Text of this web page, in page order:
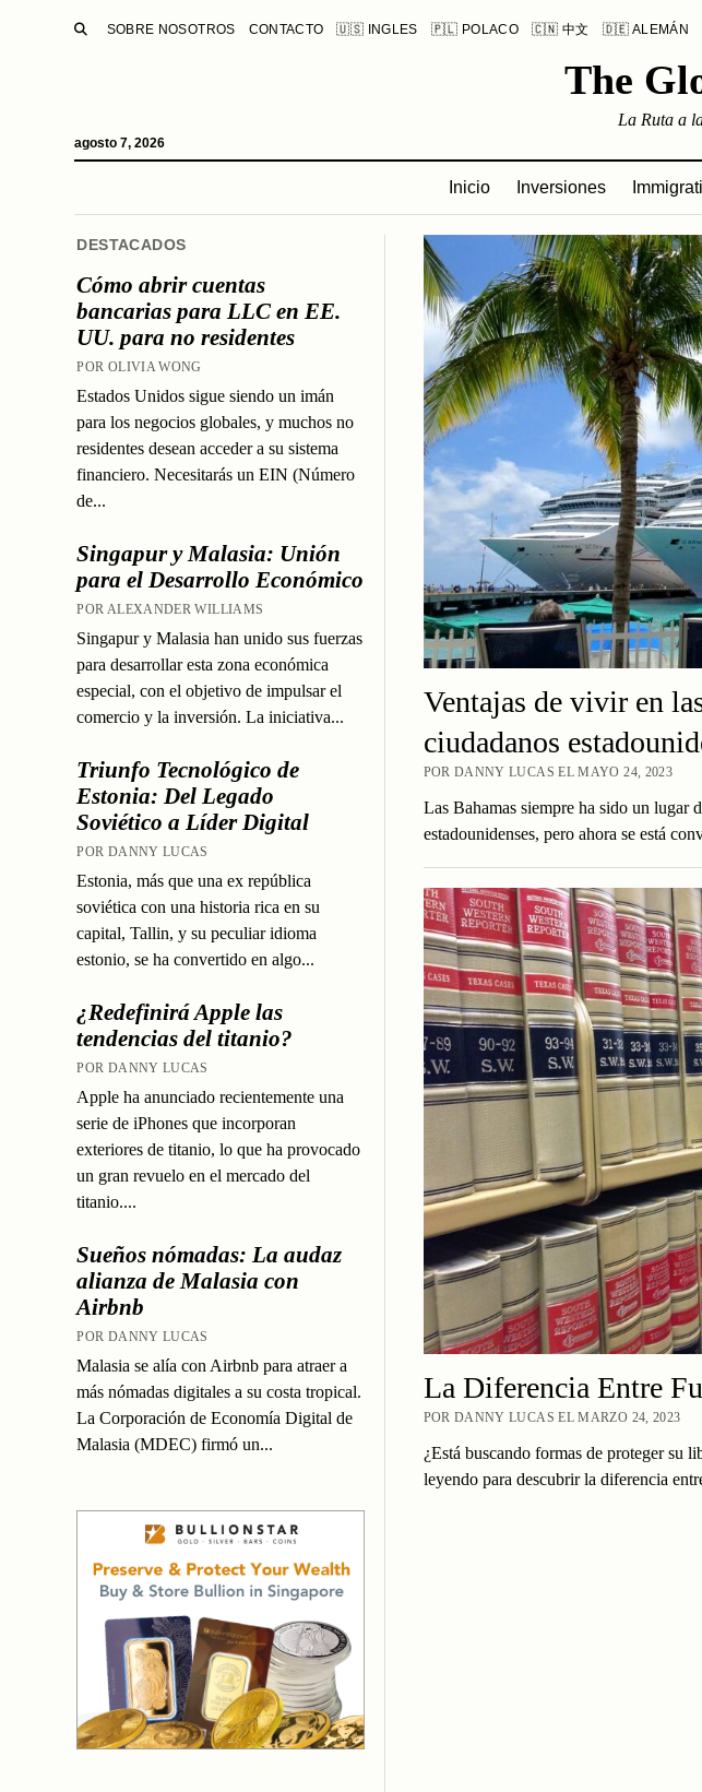
BUSCAR
SOBRE NOSOTROS CONTACTO 🇺🇸 INGLES 🇵🇱 POLACO 🇨🇳 中文 🇩🇪 ALEMÁN
The
agosto 7, 2026
La Ruta a
Inicio Inversiones
DESTACADOS
Cómo abrir cuentas
bancarias para LLC en EE.
UU. para no residentes
POR OLIVIA WONG
Estados Unidos sigue siendo un imán
para los negocios globales, y muchos no
residentes desean acceder a su sistema
financiero. Necesitarás un EIN (Número
de...
Singapur y Malasia: Unión
para el Desarrollo Económico
POR ALEXANDER WILLIAMS
Singapur y Malasia han unido sus fuerzas
para desarrollar esta zona económica
especial, con el objetivo de impulsar el
comercio y la inversión. La iniciativa...
Triunfo Tecnológico de
Estonia: Del Legado
Soviético a Líder Digital
POR DANNY LUCAS
Estonia, más que una ex república
soviética con una historia rica en su
capital, Tallin, y su peculiar idioma
estonio, se ha convertido en algo...
¿Redefinirá Apple las
tendencias del titanio?
POR DANNY LUCAS
Apple ha anunciado recientemente una
serie de iPhones que incorporan
exteriores de titanio, lo que ha provocado
un gran revuelo en el mercado del
titanio....
Sueños nómadas: La audaz
alianza de Malasia con
Airbnb
POR DANNY LUCAS
Malasia se alía con Airbnb para atraer a
más nómadas digitales a su costa tropical.
La Corporación de Economía Digital de
Malasia (MDEC) firmó un...
Ventajas de vivir en
ciudadanos
POR DANNY LUCAS EL MAYO 24, 2023
Las Bahamas siempre ha sido un lugar
estadounidenses, pero ahora se está
La Diferencia Entre
POR DANNY LUCAS EL MARZO 24, 2023
¿Está buscando formas de proteger su
leyendo para descubrir la diferencia